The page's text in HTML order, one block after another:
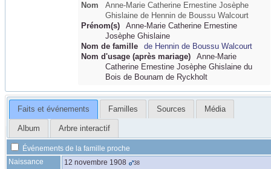
Nom
Anne-Marie Catherine Ernestine Josèphe
Ghislaine de Hennin de Boussu Walcourt
Prénom(s)
Anne-Marie Catherine Ernestine
Josèphe Ghislaine
Nom de famille
de Hennin de Boussu Walcourt
Nom d'usage (après mariage)
Anne-Marie
Catherine Ernestine Josèphe Ghislaine du
Bois de Bounam de Ryckholt
Faits et événements Familles Sources Média
Album Arbre interactif
Événements de la famille proche
Naissance
12 novembre 1908 38